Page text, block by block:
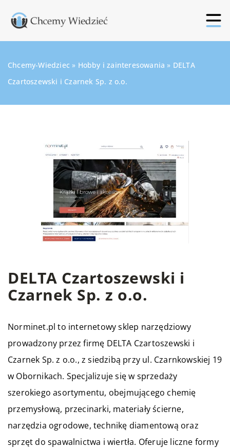
Chcemy-Wiedziec » Hobby i zainteresowania » DELTA
Czartoszewski i Czarnek Sp. z o.o.
DELTA Czartoszewski i
Czarnek Sp. z o.o.
Norminet.pl to internetowy sklep narzędziowy
prowadzony przez firmę DELTA Czartoszewski i
Czarnek Sp. z o.o., z siedzibą przy ul. Czarnkowskiej 19
w Obornikach. Specjalizuje się w sprzedaży
szerokiego asortymentu, obejmującego chemię
przemysłową, przecinarki, materiały ścierne,
narzędzia ogrodowe, technikę diamentową oraz
sprzęt do spawalnictwa i wiertła. Oferuje liczne formy